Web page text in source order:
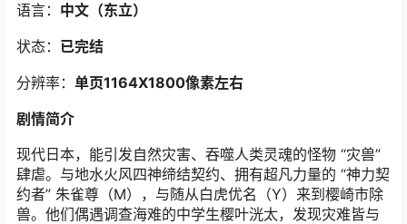
语言： 中文（东立）
状态： 已完结
分辨率： 单页1164X1800像素左右
剧情简介
现代日本，能引发自然灾害、吞噬人类灵魂的怪物 “灾兽”
肆虐。与地水火风四神缔结契约、拥有超凡力量的 “神力契
约者” 朱雀尊（M），与随从白虎优名（Y）来到樱崎市除
兽。他们偶遇调查海难的中学生樱叶洸太，发现灾难皆与